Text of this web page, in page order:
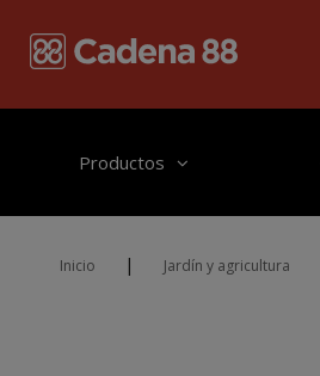
Productos
Inicio | Jardín y agricultura